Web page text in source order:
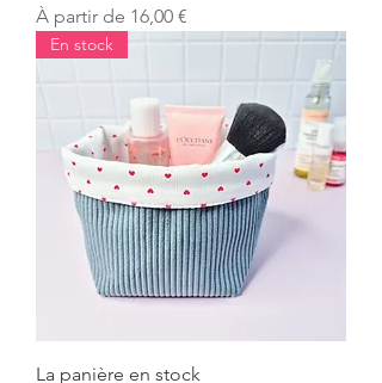
À partir de 16,00 €
Prix promotionnel
En stock
La panière en stock